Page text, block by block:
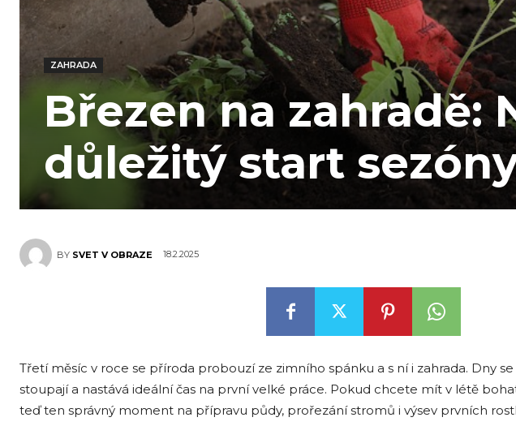
ZAHRADA
Březen na zahradě:
důležitý start
BY SVET V OBRAZE 18.2.2025
Třetí měsíc v roce se příroda probouzí ze zimního spánku a s ní i zahrada. Dny
stoupají a nastává ideální čas na první velké práce. Pokud chcete mít v létě
teď ten správný moment na přípravu půdy, prořezání stromů i výsev prvních